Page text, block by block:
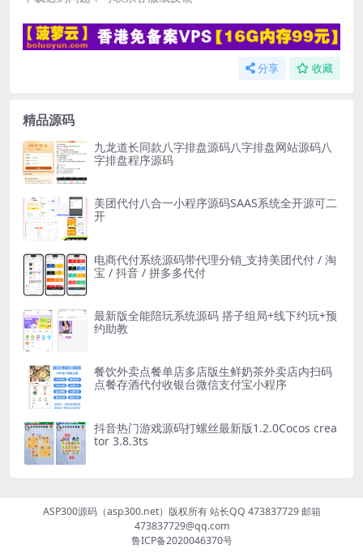
分享 收藏
精品源码
九龙道长同款八字排盘源码八字排盘网站源码八
字排盘程序源码
美团代付八合一小程序源码SAAS系统全开源可二
开
电商代付系统源码带代理分销_支持美团代付 / 淘
宝 / 抖音 / 拼多多代付
最新版全能陪玩系统源码 搭子组局+线下约玩+预
约助教
餐饮外卖点餐单店多店版生鲜奶茶外卖店内扫码
点餐存酒代付收银台微信支付宝小程序
抖音热门游戏源码打螺丝最新版1.2.0Cocos crea
tor 3.8.3ts
ASP300源码（asp300.net）版权所有 站长QQ 473837729 邮箱
473837729@qq.com
鲁ICP备2020046370号